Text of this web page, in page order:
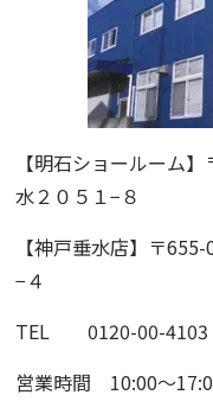
【明石ショールーム】
水２０５１−８
【神戸垂水店】 〒
−４
TEL 0120-00-4103（
営業時間 10:00〜